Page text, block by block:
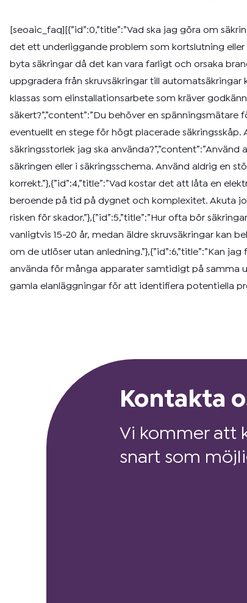
[seoaic_faq][{”id”:0,”title”:”Vad ska jag göra om
det ett underliggande problem som kortslutning
byta säkringar då det kan vara farligt och orsaka
uppgradera från skruvsäkringar till
klassas som elinstallationsarbete som kräver
säkert?”,”content”:”Du behöver en
eventuellt en stege för högt placerade säkringsskåp.
säkringsstorlek jag ska
säkringen eller i säkringsschema. Använd aldrig en
korrekt.”},{”id”:4,”title”:”Vad kostar det att låta en
beroende på tid på dygnet och komplexitet. Akuta
risken för skador.”},{”id”:5,”title”:”Hur ofta bör
vanligtvis 15-20 år, medan äldre skruvsäkringar kan
om de utlöser utan anledning.”},{”id”:6,”title”:”Kan
använda för många apparater samtidigt på samma
gamla elanläggningar för att identifiera potentiella
Kontakta
Vi kommer att
snart som